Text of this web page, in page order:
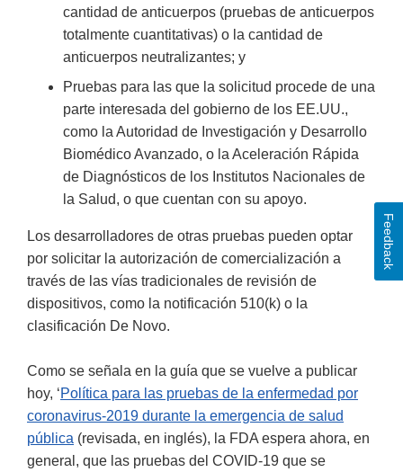
cantidad de anticuerpos (pruebas de anticuerpos
totalmente cuantitativas) o la cantidad de
anticuerpos neutralizantes; y
Pruebas para las que la solicitud procede de una
parte interesada del gobierno de los EE.UU.,
como la Autoridad de Investigación y Desarrollo
Biomédico Avanzado, o la Aceleración Rápida
de Diagnósticos de los Institutos Nacionales de
la Salud, o que cuentan con su apoyo.
Los desarrolladores de otras pruebas pueden optar
por solicitar la autorización de comercialización a
través de las vías tradicionales de revisión de
dispositivos, como la notificación 510(k) o la
clasificación De Novo.
Como se señala en la guía que se vuelve a publicar
hoy, ‘Política para las pruebas de la enfermedad por
coronavirus-2019 durante la emergencia de salud
pública (revisada, en inglés), la FDA espera ahora, en
general, que las pruebas del COVID-19 que se
Feedback